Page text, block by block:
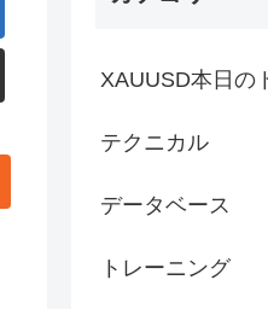
XAUUSD本日の
テクニカル
データベース
トレーニング